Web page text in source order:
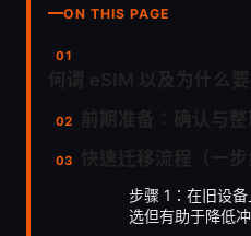
ON THIS PAGE
步骤 1：在旧设
选但有助于降低冲